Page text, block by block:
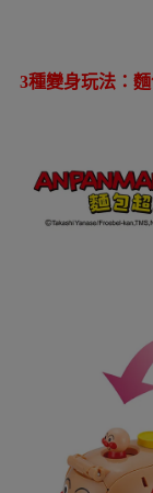
3種變身玩法：